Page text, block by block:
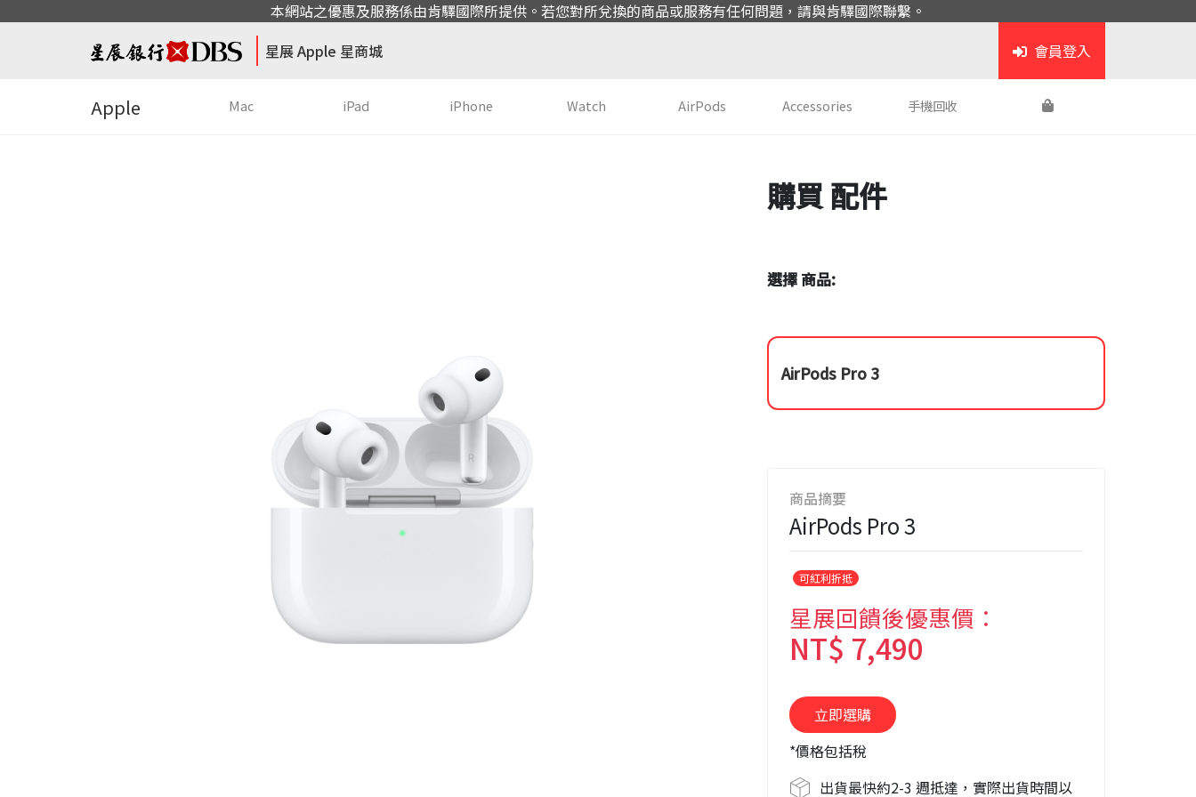
本網站之優惠及服務係由肯驛國際所提供。若您對所兌換的商品或服務有任何問題，請與肯驛國際聯繫。
星展 Apple 星商城
會員登入
Apple Mac iPad iPhone Watch AirPods Accessories 手機回收
購買 配件
選擇 商品:
AirPods Pro 3
商品摘要
AirPods Pro 3
可紅利折抵
星展回饋後優惠價：
NT$ 7,490
*價格包括稅
出貨最快約2-3 週抵達 ，實際出貨時間以